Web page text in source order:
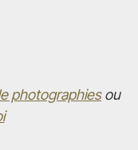
photographiesou